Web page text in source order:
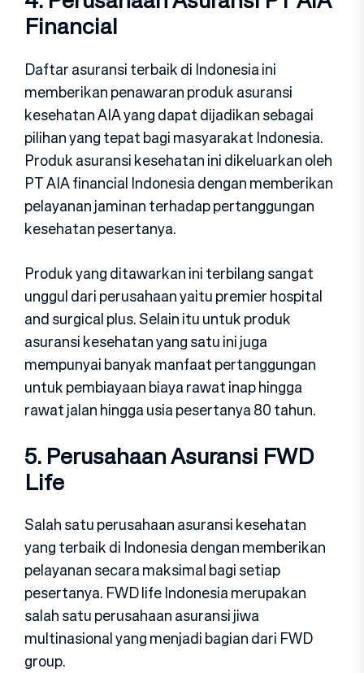
Financial
Daftar asuransi terbaik di Indonesia ini
memberikan penawaran produk asuransi
kesehatan AIA yang dapat dijadikan sebagai
pilihan yang tepat bagi masyarakat Indonesia.
Produk asuransi kesehatan ini dikeluarkan oleh
PT AIA financial Indonesia dengan memberikan
pelayanan jaminan terhadap pertanggungan
kesehatan pesertanya.
Produk yang ditawarkan ini terbilang sangat
unggul dari perusahaan yaitu premier hospital
and surgical plus. Selain itu untuk produk
asuransi kesehatan yang satu ini juga
mempunyai banyak manfaat pertanggungan
untuk pembiayaan biaya rawat inap hingga
rawat jalan hingga usia pesertanya 80 tahun.
5. Perusahaan Asuransi FWD
Life
Salah satu perusahaan asuransi kesehatan
yang terbaik di Indonesia dengan memberikan
pelayanan secara maksimal bagi setiap
pesertanya. FWD life Indonesia merupakan
salah satu perusahaan asuransi jiwa
multinasional yang menjadi bagian dari FWD
group.